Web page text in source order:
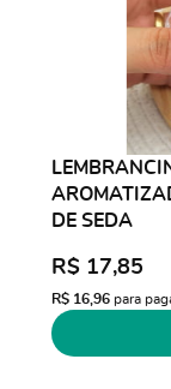
DE SEDA
R$ 17,85
R$ 16,96para